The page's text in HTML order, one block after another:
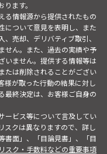
ます。
る情報源から提供されたもの
について意見を表明し、また
売却、デリバティブ取引、
せん。また、過去の実績や予
いません。提供する情報等は
たは削除されることがござい
様が取った行動の結果に対し
最終決定は、お客様ご自身の
ービス等について言及してい
スクは異なりますので、詳し
書面」、「目論見書」、「目
リスク・手数料などの重要事項